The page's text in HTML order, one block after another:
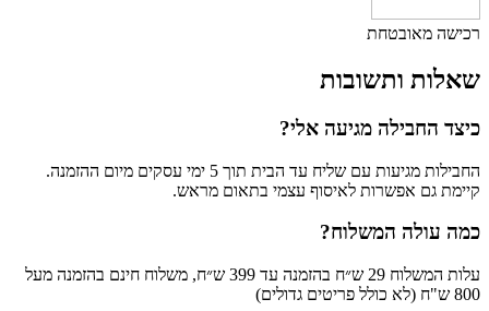
רכישה מאובטחת
שאלות ותשובות
כיצד החבילה מגיעה אלי?
החבילות מגיעות עם שליח עד הבית תוך 5 ימי עסקים מיום ההזמנה.
קיימת גם אפשרות לאיסוף עצמי בתאום מראש.
כמה עולה המשלוח?
עלות המשלוח 29 ש״ח בהזמנה עד 399 ש״ח, משלוח חינם בהזמנה מעל
800 ש"ח (לא כולל פריטים גדולים)